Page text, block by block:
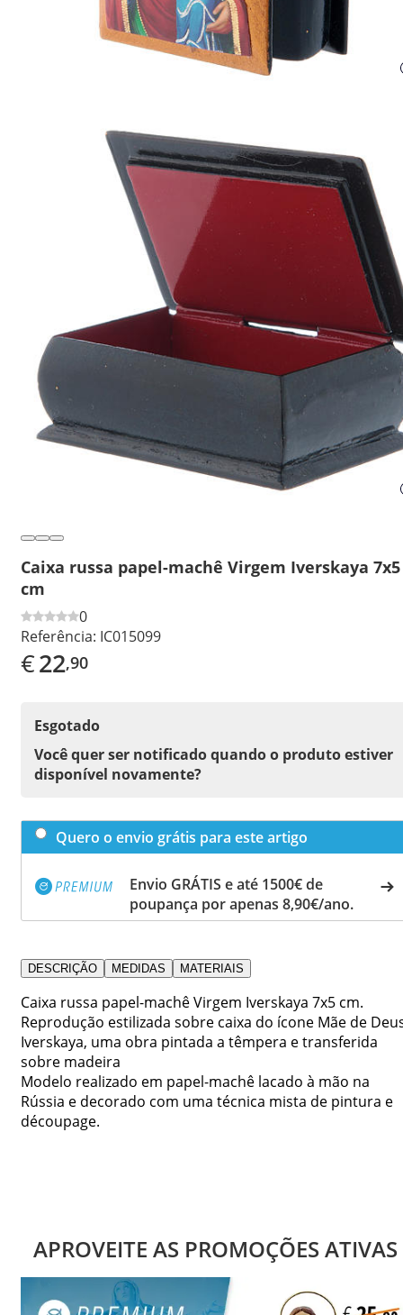
Caixa russa papel-machê Virgem Iverskaya 7x5
cm
0
Referência: IC015099
€22,90
Esgotado
Você quer ser notificado quando o produto estiver
disponível novamente?
Quero o envio grátis para este artigo
Envio GRÁTIS e até 1500€ de
poupança por apenas 8,90€/ano.
DESCRIÇÃO MEDIDAS MATERIAIS
Caixa russa papel-machê Virgem Iverskaya 7x5 cm.
Reprodução estilizada sobre caixa do ícone Mãe de
Iverskaya, uma obra pintada a têmpera e transferida
sobre madeira
Modelo realizado em papel-machê lacado à mão na
Rússia e decorado com uma técnica mista de pintura e
découpage.
APROVEITE AS PROMOÇÕES ATIVAS